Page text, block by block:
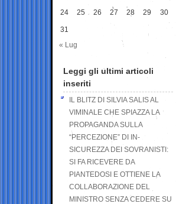
24 25 26 27 28 29 30
31
« Lug
Leggi gli ultimi articoli
inseriti
IL BLITZ DI SILVIA SALIS AL
VIMINALE CHE SPIAZZA LA
PROPAGANDA SULLA
“PERCEZIONE” DI IN-
SICUREZZA DEI SOVRANISTI:
SI FA RICEVERE DA
PIANTEDOSI E OTTIENE LA
COLLABORAZIONE DEL
MINISTRO SENZA CEDERE SU